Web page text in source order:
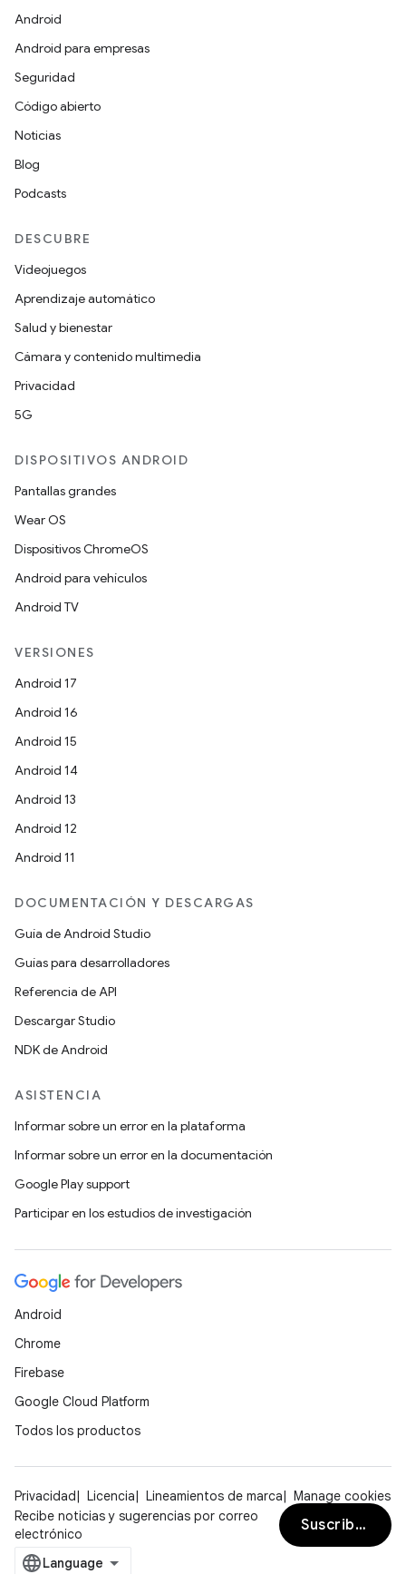
Android
Android para empresas
Seguridad
Código abierto
Noticias
Blog
Podcasts
DESCUBRE
Videojuegos
Aprendizaje automático
Salud y bienestar
Cámara y contenido multimedia
Privacidad
5G
DISPOSITIVOS ANDROID
Pantallas grandes
Wear OS
Dispositivos ChromeOS
Android para vehículos
Android TV
VERSIONES
Android 17
Android 16
Android 15
Android 14
Android 13
Android 12
Android 11
DOCUMENTACIÓN Y DESCARGAS
Guía de Android Studio
Guías para desarrolladores
Referencia de API
Descargar Studio
NDK de Android
ASISTENCIA
Informar sobre un error en la plataforma
Informar sobre un error en la documentación
Google Play support
Participar en los estudios de investigación
Android
Chrome
Firebase
Google Cloud Platform
Todos los productos
Privacidad Licencia Lineamientos de marca
Manage cookies
Recibe noticias y sugerencias por correo
electrónico
Suscribirse